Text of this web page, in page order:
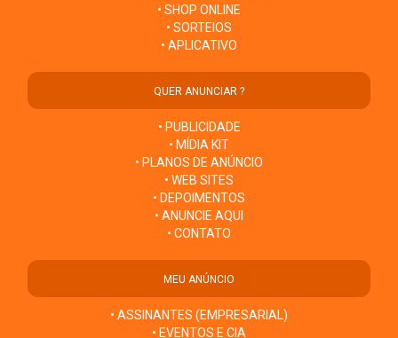
• SHOP ONLINE
• SORTEIOS
• APLICATIVO
QUER ANUNCIAR ?
• PUBLICIDADE
• MÍDIA KIT
• PLANOS DE ANÚNCIO
• WEB SITES
• DEPOIMENTOS
• ANUNCIE AQUI
• CONTATO
MEU ANÚNCIO
• ASSINANTES (EMPRESARIAL)
• EVENTOS E CIA